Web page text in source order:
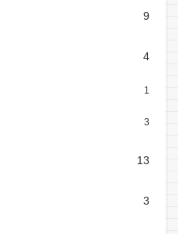
9
4
1
3
13
3